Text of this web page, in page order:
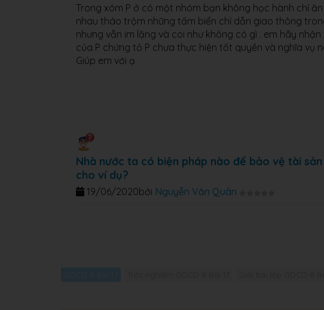
Trong xóm P ở có một nhóm bạn không học hành chỉ
nhau tháo trộm những tấm biển chỉ dẫn giao thông
nhưng vẫn im lặng và coi như không có gì . em hãy
của P chứng tỏ P chưa thực hiện tốt quyền và nghĩa vụ
Giúp em với ạ
Nhà nước ta có biện pháp nào để bảo vệ tài
cho ví dụ?
bởi Nguyễn Văn Quân
19/06/2020